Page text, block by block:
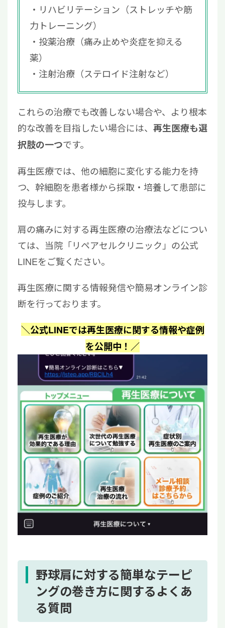
リハビリテーション（ストレッチや筋
力トレーニング）
投薬治療（痛み止めや炎症を抑える
薬）
注射治療（ステロイド注射など）
これらの治療でも改善しない場合や、より根本
的な改善を目指したい場合には、 再生医療も選
択肢の一つです。
再生医療では、他の細胞に変化する能力を持
つ、幹細胞を患者様から採取・培養して患部に
投与します。
肩の痛みに対する再生医療の治療法などについ
ては、当院「リペアセルクリニック」の公式
LINEをご覧ください。
再生医療に関する情報発信や簡易オンライン診
断を行っております。
＼公式LINEでは再生医療に関する情報や症例
を公開中！／
野球肩に対する簡単なテーピ
ングの巻き方に関するよくあ
る質問